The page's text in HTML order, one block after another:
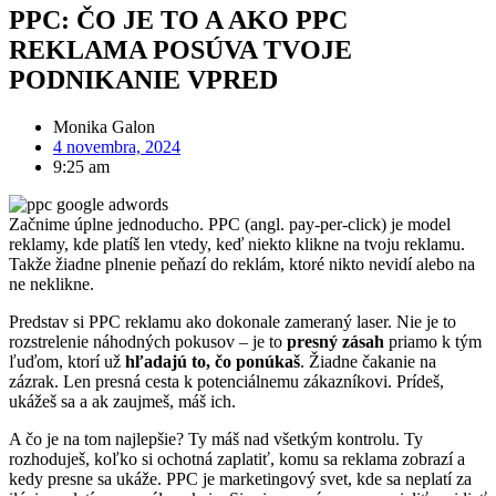
PPC: ČO JE TO A AKO PPC
REKLAMA POSÚVA TVOJE
PODNIKANIE VPRED
Monika Galon
4 novembra, 2024
9:25 am
Začnime úplne jednoducho. PPC (angl. pay-per-click) je model
reklamy, kde platíš len vtedy, keď niekto klikne na tvoju reklamu.
Takže žiadne plnenie peňazí do reklám, ktoré nikto nevidí alebo na
ne neklikne.
Predstav si PPC reklamu ako dokonale zameraný laser. Nie je to
rozstrelenie náhodných pokusov – je to presný zásah priamo k tým
ľuďom, ktorí už hľadajú to, čo ponúkaš. Žiadne čakanie na
zázrak. Len presná cesta k potenciálnemu zákazníkovi. Prídeš,
ukážeš sa a ak zaujmeš, máš ich.
A čo je na tom najlepšie? Ty máš nad všetkým kontrolu. Ty
rozhoduješ, koľko si ochotná zaplatiť, komu sa reklama zobrazí a
kedy presne sa ukáže. PPC je marketingový svet, kde sa neplatí za